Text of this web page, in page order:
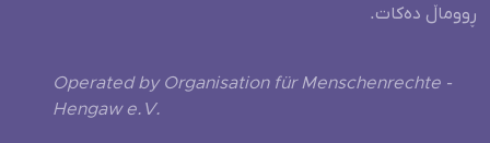
ڕووماڵ دەکات.
Operated by Organisation für Menschenrechte -
Hengaw e.V.